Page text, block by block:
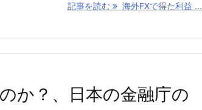
記事を読む 海外FXで得た利益 ...
か？、日本の金融庁の